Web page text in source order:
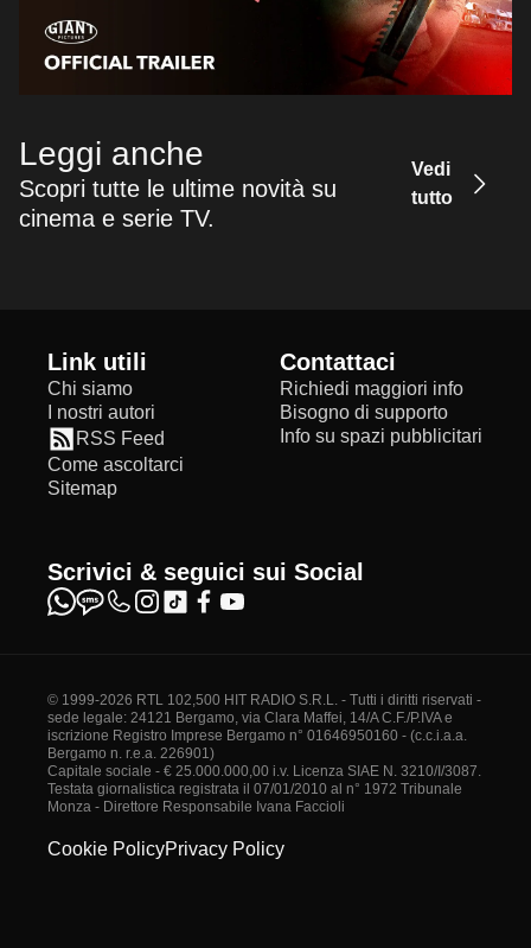
Leggi anche
Scopri tutte le ultime novità su
cinema e serie TV.
Vedi
tutto
Link utili
Chi siamo
I nostri autori
RSS Feed
Come ascoltarci
Sitemap
Contattaci
Richiedi maggiori info
Bisogno di supporto
Info su spazi pubblicitari
Scrivici & seguici sui Social
© 1999-2026 RTL 102,500 HIT RADIO S.R.L. - Tutti i diritti riservati -
sede legale: 24121 Bergamo, via Clara Maffei, 14/A C.F./P.IVA e
iscrizione Registro Imprese Bergamo n° 01646950160 - (c.c.i.a.a.
Bergamo n. r.e.a. 226901)
Capitale sociale - € 25.000.000,00 i.v. Licenza SIAE N. 3210/I/3087.
Testata giornalistica registrata il 07/01/2010 al n° 1972 Tribunale
Monza - Direttore Responsabile Ivana Faccioli
Cookie PolicyPrivacy Policy